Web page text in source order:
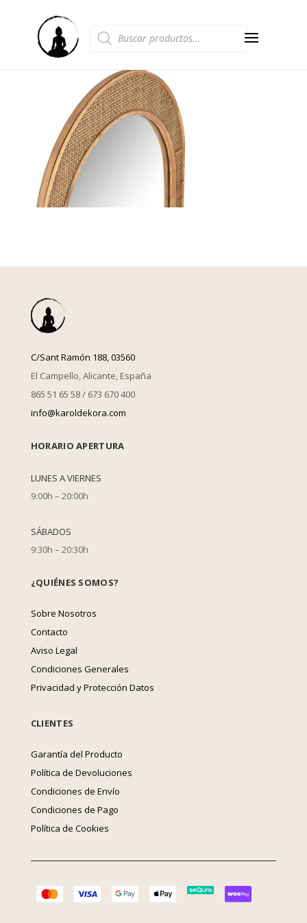
de
productos
C/Sant Ramón 188, 03560
El Campello, Alicante, España
865 51 65 58 / 673 670 400
info@karoldekora.com
HORARIO APERTURA
LUNES A VIERNES
9:00h – 20:00h
SÁBADOS
9:30h – 20:30h
¿QUIÉNES SOMOS?
Sobre Nosotros
Contacto
Aviso Legal
Condiciones Generales
Privacidad y Protección Datos
CLIENTES
Garantía del Producto
Política de Devoluciones
Condiciones de Envío
Condiciones de Pago
Política de Cookies